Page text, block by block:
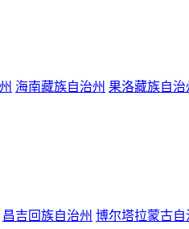
海南藏族自治州 果洛藏族自治
昌吉回族自治州 博尔塔拉蒙古自